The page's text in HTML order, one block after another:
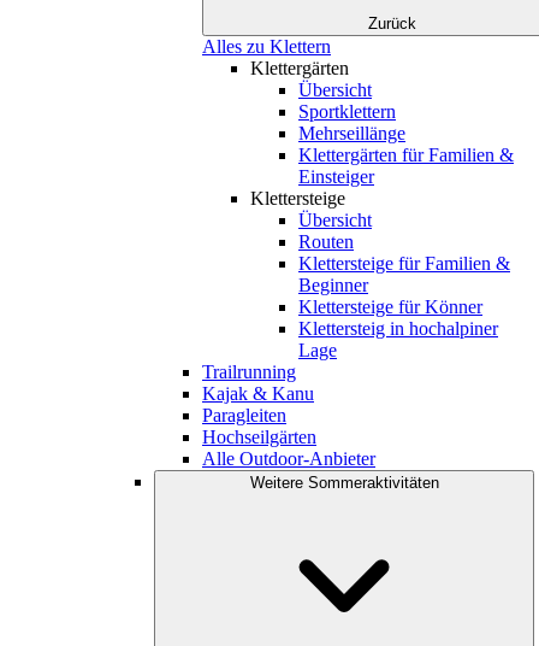
Zurück
Alles zu Klettern
Klettergärten
Übersicht
Sportklettern
Mehrseillänge
Klettergärten für Familien &
Einsteiger
Klettersteige
Übersicht
Routen
Klettersteige für Familien &
Beginner
Klettersteige für Könner
Klettersteig in hochalpiner
Lage
Trailrunning
Kajak & Kanu
Paragleiten
Hochseilgärten
Alle Outdoor-Anbieter
Weitere Sommeraktivitäten